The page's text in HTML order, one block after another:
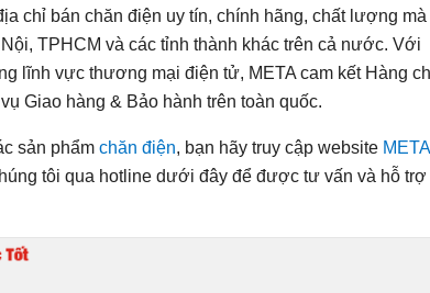
chỉ bán chăn điện uy tín, chính hãng, chất lượng mà
TPHCM và các tỉnh thành khác trên cả nước. Với
lĩnh vực thương mại điện tử, META cam kết Hàng
Giao hàng & Bảo hành trên toàn quốc.
sản phẩm chăn điện, bạn hãy truy cập website
tôi qua hotline dưới đây để được tư vấn và hỗ trợ